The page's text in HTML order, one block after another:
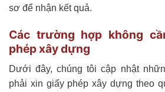
sơ để nhận kết quả.
Các trường hợp không
phép xây dựng
Dưới đây, chúng tôi cập nhật
phải xin giấy phép xây dựng theo